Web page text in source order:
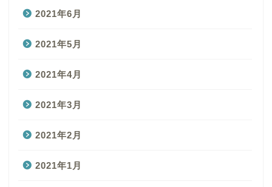
2021年6月
2021年5月
2021年4月
2021年3月
2021年2月
2021年1月